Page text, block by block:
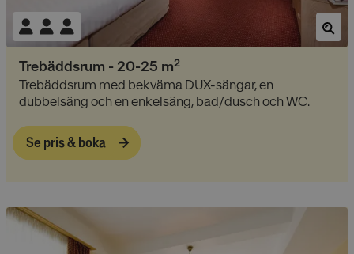
Trebäddsrum - 20-25 m2
Trebäddsrum med bekväma DUX-sängar, en
dubbelsäng och en enkelsäng, bad/dusch och WC.
Se pris & boka